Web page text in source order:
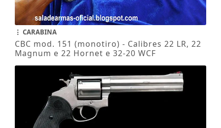
CARABINA
CBC mod. 151 (monotiro) - Calibres 22 LR, 22
Magnum e 22 Hornet e 32-20 WCF